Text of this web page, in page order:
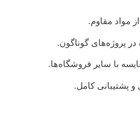
مواد مقاوم.
در پروژه‌های گوناگون.
با سایر فروشگاه‌ها.
پشتیبانی کامل.